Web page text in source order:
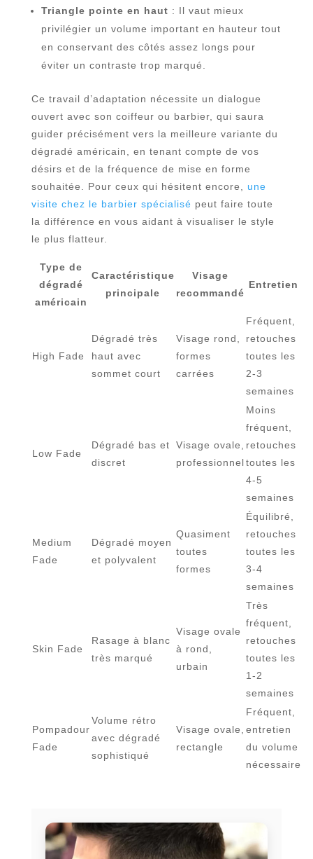
Triangle pointe en haut : Il vaut mieux
privilégier un volume important en hauteur tout
en conservant des côtés assez longs pour
éviter un contraste trop marqué.
Ce travail d’adaptation nécessite un dialogue
ouvert avec son coiffeur ou barbier, qui saura
guider précisément vers la meilleure variante du
dégradé américain, en tenant compte de vos
désirs et de la fréquence de mise en forme
souhaitée. Pour ceux qui hésitent encore, une
visite chez le barbier spécialisé peut faire toute
la différence en vous aidant à visualiser le style
le plus flatteur.
Type de
dégradé
américain
Caractéristique
principale
Visage
recommandé
Entretien
High Fade
Dégradé très
haut avec
sommet court
Visage rond,
formes
carrées
Fréquent,
retouches
toutes les
2-3
semaines
Low Fade
Dégradé bas et
discret
Visage ovale,
professionnel
Moins
fréquent,
retouches
toutes les
4-5
semaines
Medium
Fade
Dégradé moyen
et polyvalent
Quasiment
toutes
formes
Équilibré,
retouches
toutes les
3-4
semaines
Skin Fade
Rasage à blanc
très marqué
Visage ovale
à rond,
urbain
Très
fréquent,
retouches
toutes les
1-2
semaines
Pompadour
Fade
Volume rétro
avec dégradé
sophistiqué
Visage ovale,
rectangle
Fréquent,
entretien
du volume
nécessaire